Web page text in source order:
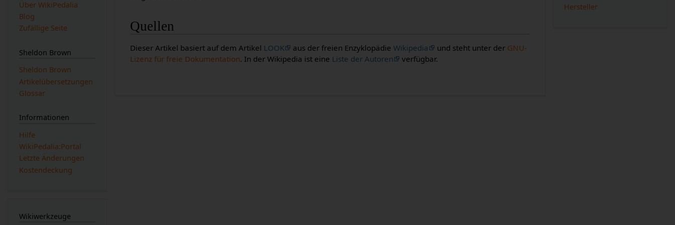
Quellen
Dieser Artikel basiert auf dem Artikel LOOK aus der freien EnzyklopädieWikipedia und steht unter der GNU-
Lizenz für freie Dokumentation. In der Wikipedia ist eine Liste der Autoren verfügbar.
Über WikiPedalia
Blog
Zufällige Seite
Sheldon Brown
Sheldon Brown
Artikelübersetzungen
Glossar
Informationen
Hilfe
WikiPedalia:Portal
Letzte Änderungen
Kostendeckung
Wikiwerkzeuge
Hersteller